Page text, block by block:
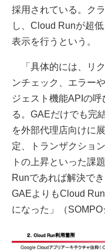
採用されている。ク
し、Cloud Runが超
表示を行うという。
「具体的には、リ
ンチェック、エラー
ジェスト機能APIの
る。GAEだけでも完
を外部代理店向けに
定、トランザクショ
トの上昇といった課
Runであれば解決で
GAEよりもCloud
になった」（SOMPO